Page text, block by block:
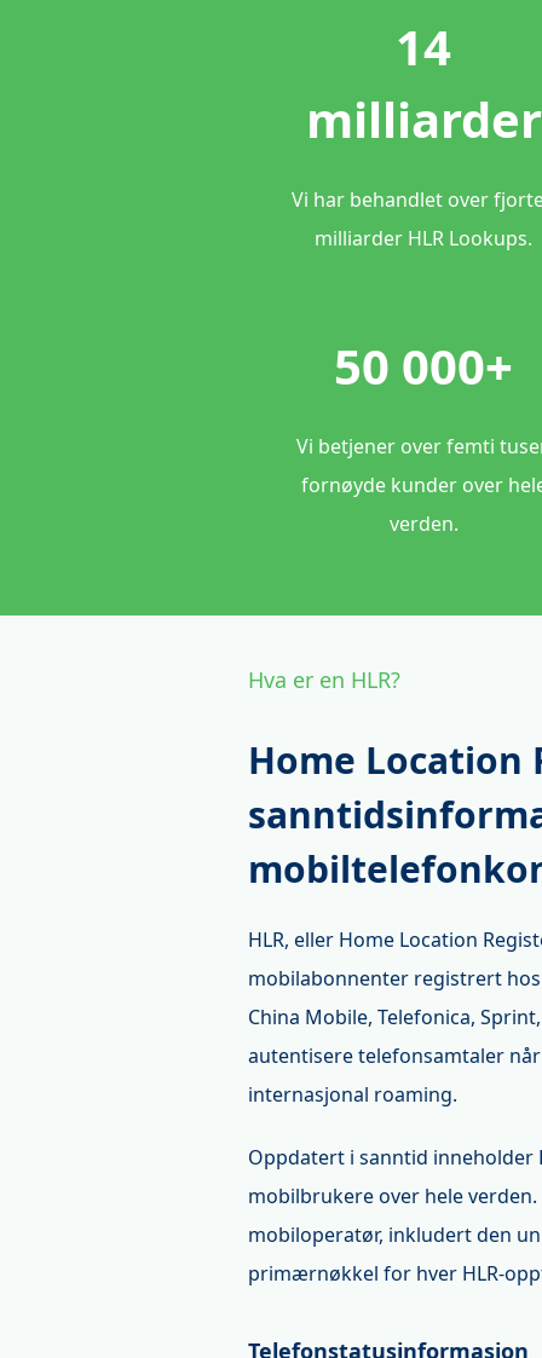
14
milliarder
Vi har behandlet over
milliarder HLR Lookups.
50 000+
Vi betjener over femti
fornøyde kunder over
verden.
Hva er en HLR?
Home Location
HLR, eller Home Location
mobilabonnenter registrert
China Mobile, Telefonica,
autentisere telefonsamtaler
internasjonal roaming.
Oppdatert i sanntid inneholder
mobilbrukere over hele
mobiloperatør, inkludert den
primærnøkkel for hver HLR-
Telefonstatusinformasjon